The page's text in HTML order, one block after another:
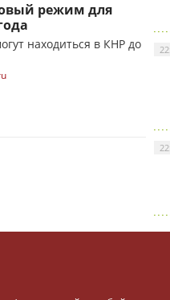
режим для
находиться в КНР до